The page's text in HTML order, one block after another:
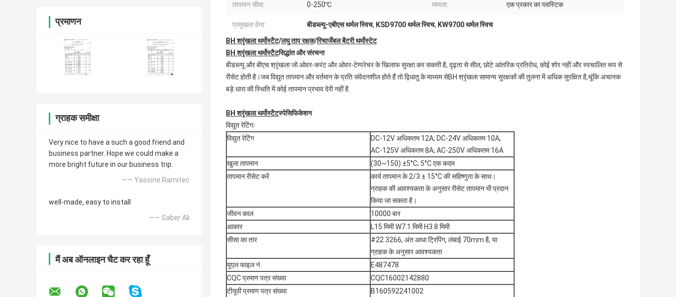
प्रमाणन
ग्राहक समीक्षा
Very nice to have a such a good friend and
business partner. Hope we could make a
more bright future in our business trip.
—— Yassine Ramitec
well-made, easy to install
—— Saber Ali
मैं अब ऑनलाइन चैट कर रहा हूँ
तापमान सीमा: 0-250℃ मामला: एक प्रकार का प्लास्टिक
प्रमुखता देना: बीडब्ल्यू-एबीएस थर्मल स्विच, KSD9700 थर्मल स्विच, KW9700 थर्मल स्विच
BH श्रृंखला थर्मोस्टैट/लघु ताप रक्षक/रिचार्जेबल बैटरी थर्मोस्टेट
BH श्रृंखला थर्मोस्टैटसिद्धांत और संरचना
बीडब्ल्यू और बीएच श्रृंखला जो ओवर-करंट और ओवर-टेम्परेचर के खिलाफ सुरक्षा कर सकती है, दृढ़ता से सील, छोटे आंतरिक प्रतिरोध, कोई शोर नहीं और स्वचालित रूप से
रीसेट होती है।जब विद्युत तापमान और वर्तमान के प्रति संवेदनशील होते हैं तो द्विधातु के माध्यम सेBH श्रृंखला सामान्य सुरक्षकों की तुलना में अधिक सुरक्षित है,चूंकि अचानक
बड़े धारा की स्थिति में कोई तापमान प्रभाव देरी नहीं है.
BH श्रृंखला थर्मोस्टैटस्पेसिफिकेशन
विद्युत रेटिंगः
विद्युत रेटिंग
DC-12V अधिकतम 12A; DC-24V अधिकतम 10A;
AC-125V अधिकतम 8A; AC-250V अधिकतम 16A
खुला तापमान
(30~150) ±5°C; 5°C एक कदम
तापमान रीसेट करें
कार्य तापमान के 2/3 ± 15°C की सहिष्णुता के साथ।
ग्राहक की आवश्यकता के अनुसार रीसेट तापमान भी प्रदान
किया जा सकता है।
जीवन काल
10000 बार
आकार
L15 मिमी W7.1 मिमी H3.8 मिमी
सीसा का तार
#22 3266, अंत आधा ट्रिपिंग, लंबाई 70mm है, या
ग्राहक के अनुसार आवश्यकता
यूएल फाइल नं.
E487478
CQC प्रमाण पत्र संख्या
CQC16002142880
टीयूवी प्रमाण पत्र संख्या
B160592241002